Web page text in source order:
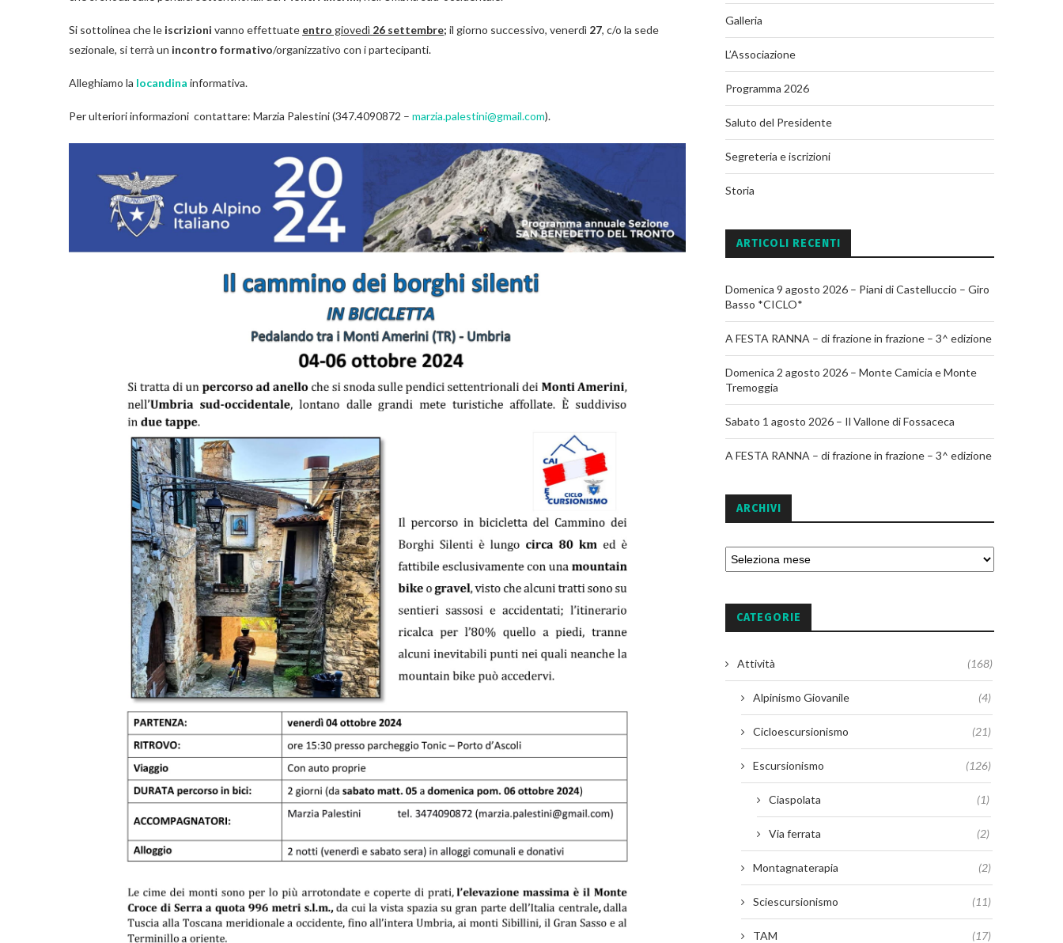
Si sottolinea che le iscrizioni vanno effettuate entro giovedì 26 settembre; il giorno successivo, venerdì 27, c/o la sede
sezionale, si terrà un incontro formativo/organizzativo con i partecipanti.
Alleghiamo la locandina informativa.
Per ulteriori informazioni contattare: Marzia Palestini (347.4090872 – marzia.palestini@gmail.com).
Galleria
L’Associazione
Programma 2026
Saluto del Presidente
Segreteria e iscrizioni
Storia
ARTICOLI RECENTI
Domenica 9 agosto 2026 – Piani di Castelluccio – Giro
Basso *CICLO*
A FESTA RANNA – di frazione in frazione – 3^ edizione
Domenica 2 agosto 2026 – Monte Camicia e Monte
Tremoggia
Sabato 1 agosto 2026 – Il Vallone di Fossaceca
A FESTA RANNA – di frazione in frazione – 3^ edizione
ARCHIVI
CATEGORIE
Attività (168)
Alpinismo Giovanile (4)
Cicloescursionismo (21)
Escursionismo (126)
Ciaspolata (1)
Via ferrata (2)
Montagnaterapia (2)
Sciescursionismo (11)
TAM (17)